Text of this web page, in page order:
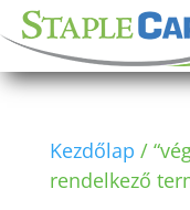
Kezdőlap /
rendelkező